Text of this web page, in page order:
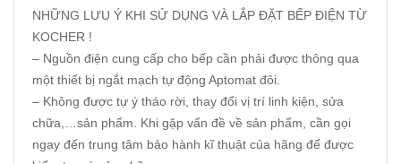
NHỮNG LƯU Ý KHI SỬ DỤNG VÀ LẮP ĐẶT BẾP ĐIỆN TỪ
KOCHER !
– Nguồn điện cung cấp cho bếp cần phải được thông qua
một thiết bị ngắt mạch tự động Aptomat đôi.
– Không được tự ý tháo rời, thay đổi vị trí linh kiện, sửa
chữa,…sản phẩm. Khi gặp vấn đề về sản phẩm, cần gọi
ngay đến trung tâm bảo hành kĩ thuật của hãng để được